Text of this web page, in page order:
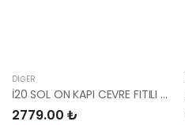
DIĞER
İ20 SOL ON KAPI CEVRE FITILI 2020- 82130-Q0000-MOBIS-S
2779.00 ₺